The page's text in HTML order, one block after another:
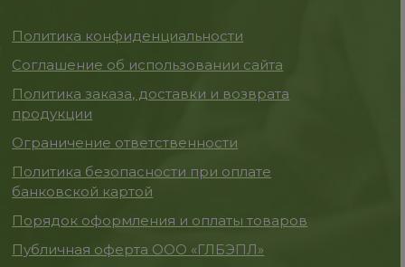
Политика конфиденциальности
Соглашение об использовании сайта
Политика заказа, доставки и возврата
продукции
Ограничение ответственности
Политика безопасности при оплате
банковской картой
Порядок оформления и оплаты товаров
Публичная оферта ООО «ГЛБЭПЛ»